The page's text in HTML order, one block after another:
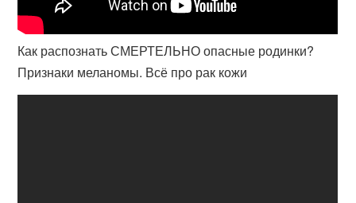
Как распознать СМЕРТЕЛЬНО опасные родинки?
Признаки меланомы. Всё про рак кожи